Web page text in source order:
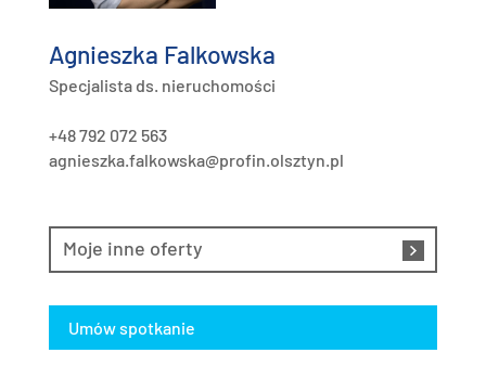
Agnieszka Falkowska
Specjalista ds. nieruchomości
+48 792 072 563
agnieszka.falkowska@profin.olsztyn.pl
Moje inne oferty
Umów spotkanie